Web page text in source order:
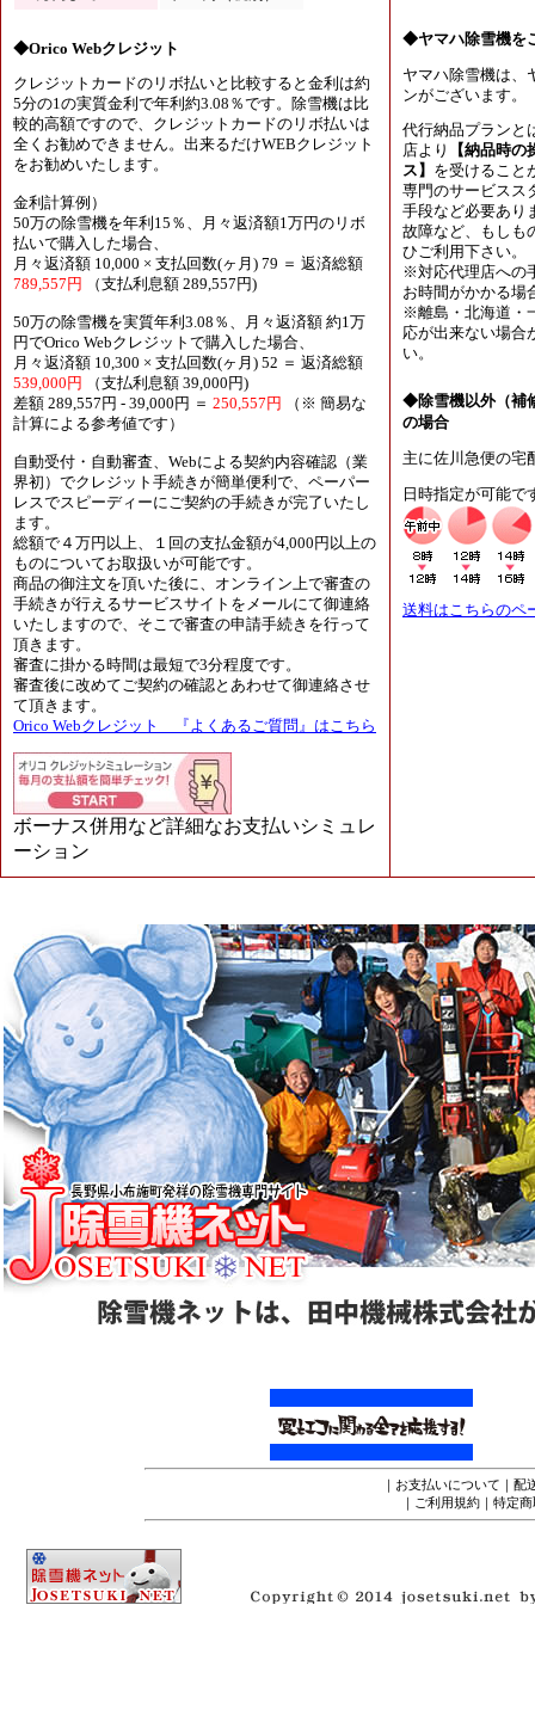
◆Orico Webクレジット
クレジットカードのリボ払いと比較すると金利は約
5分の1の実質金利で年利約3.08％です。除雪機は比
較的高額ですので、クレジットカードのリボ払いは
全くお勧めできません。出来るだけWEBクレジット
をお勧めいたします。
金利計算例）
50万の除雪機を年利15％、月々返済額1万円のリボ
払いで購入した場合、
月々返済額 10,000 × 支払回数(ヶ月) 79 ＝ 返済総額
789,557円
（支払利息額 289,557円)
50万の除雪機を実質年利3.08％、月々返済額 約1万
円でOrico Webクレジットで購入した場合、
月々返済額 10,300 × 支払回数(ヶ月) 52 ＝ 返済総額
539,000円
（支払利息額 39,000円)
差額 289,557円 - 39,000円 ＝ 250,557円
（※ 簡易な
計算による参考値です）
自動受付・自動審査、Webによる契約内容確認（業
界初）でクレジット手続きが簡単便利で、ペーパー
レスでスピーディーにご契約の手続きが完了いたし
ます。
総額で４万円以上、１回の支払金額が4,000円以上の
ものについてお取扱いが可能です。
商品の御注文を頂いた後に、オンライン上で審査の
手続きが行えるサービスサイトをメールにて御連絡
いたしますので、そこで審査の申請手続きを行って
頂きます。
審査に掛かる時間は最短で3分程度です。
審査後に改めてご契約の確認とあわせて御連絡させ
て頂きます。
Orico Webクレジット 『よくあるご質問』はこちら
ボーナス併用など詳細なお支払いシミュレ
ーション
◆ヤマハ除雪機を
ヤマハ除雪機は、
ンがございます。
代行納品プランと
店より
【納品時
ス】 を受けること
専門のサービスス
手段など必要あり
故障など、もしも
ひご利用下さい。
※対応代理店への
お時間がかかる場
※離島・北海道・
応が出来ない場合
い。
◆除雪機以外（補
の場合
主に佐川急便の宅
日時指定が可能で
送料はこちらのペ
｜ お支払いについて ｜ 配
｜ ご利用規約 ｜ 特定